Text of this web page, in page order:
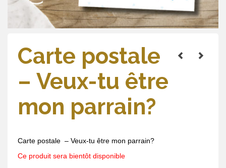
Carte postale
– Veux-tu être
mon parrain?
Carte postale – Veux-tu être mon parrain?
Ce produit sera bientôt disponible